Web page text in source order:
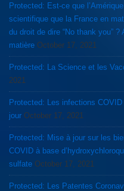
Protected: Est-ce que
scientifique que la France en
du droit de dire “No thank you”
matière October 17, 2021
Protected: La Science et les
2021
Protected: Les infections
jour October 17, 2021
Protected: Mise à jour sur les
COVID à base
sulfate October 17, 2021
Protected: Les Patentes